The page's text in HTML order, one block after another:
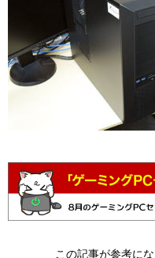
この記事が参考に